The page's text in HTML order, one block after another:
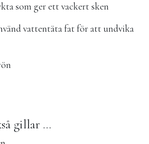
som ger ett vackert sken
vattentäta fat för att undvika
gillar …